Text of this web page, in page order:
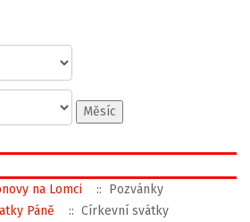
Měsíc
na Lomci
:: Pozvánky
Páně
:: Církevní svátky